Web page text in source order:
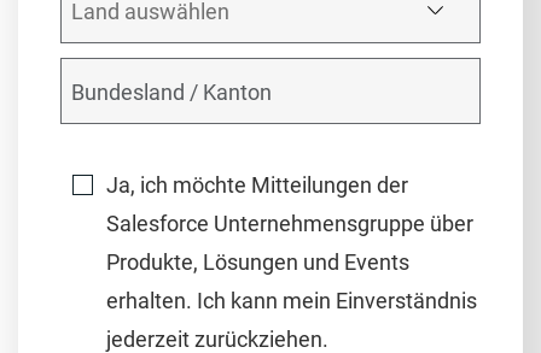
Ja, ich möchte Mitteilungen der
Salesforce Unternehmensgruppe über
Produkte, Lösungen und Events
erhalten. Ich kann mein Einverständnis
jederzeit zurückziehen.